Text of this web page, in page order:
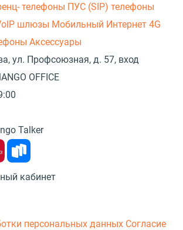
телефоны ПУС (SIP) телефоны
шлюзы Мобильный Интернет 4G
Аксессуары
ул. Профсоюзная, д. 57, вход
OFFICE
Talker
кабинет
персональных данных Согласие